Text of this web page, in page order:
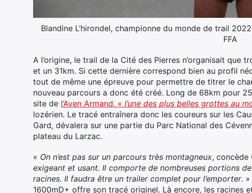
Blandine L’hirondel, championne du monde de trail
FFA
A l’origine, le trail de la Cité des Pierres n’organisait que
et un 31km. Si cette dernière correspond bien au profil
tout de même une épreuve pour permettre de titrer le
nouveau parcours a donc été créé. Long de 68km pour
site de l’Aven Armand, « l’une des plus belles grottes au
lozérien. Le tracé entraînera donc les coureurs sur les
Gard, dévalera sur une partie du Parc National des
plateau du Larzac.
« On n’est pas sur un parcours très montagneux, concède
exigeant et usant. Il comporte de nombreuses portions
racines. Il faudra être un trailer complet pour l’emporter. »
1600mD+ offre son tracé originel. Là encore, les racines